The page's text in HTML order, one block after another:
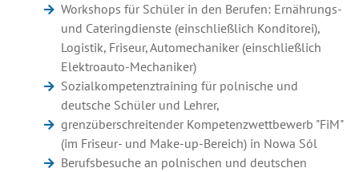
Workshops für Schüler in den Berufen: Ernährungs-
und Cateringdienste (einschließlich Konditorei),
Logistik, Friseur, Automechaniker (einschließlich
Elektroauto-Mechaniker)
Sozialkompetenztraining für polnische und
deutsche Schüler und Lehrer,
grenzüberschreitender Kompetenzwettbewerb "FiM"
(im Friseur- und Make-up-Bereich) in Nowa Sól
Berufsbesuche an polnischen und deutschen